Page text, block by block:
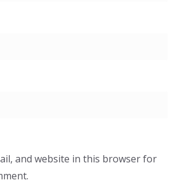
and website in this browser for